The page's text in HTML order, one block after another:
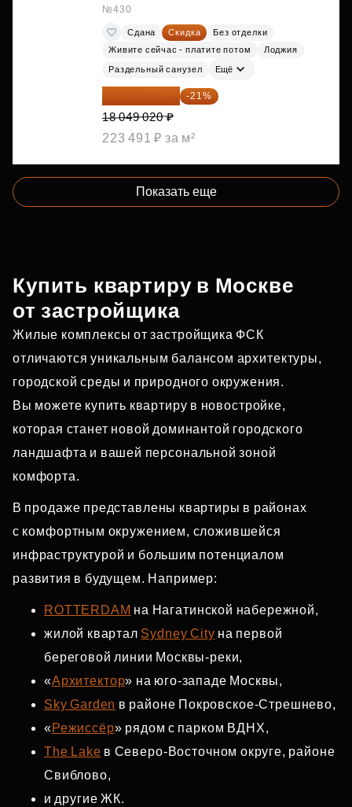
№430
Сдана Скидка
Без отделки
Живите сейчас - платите потом
Лоджия
Раздельный санузел Ещё
14 258 726 ₽ -21%
18 049 020 ₽
223 491 ₽ за м²
Показать еще
Купить квартиру в Москве
от застройщика
Жилые комплексы от застройщика ФСК
отличаются уникальным балансом архитектуры,
городской среды и природного окружения.
Вы можете купить квартиру в новостройке,
которая станет новой доминантой городского
ландшафта и вашей персональной зоной
комфорта.
В продаже представлены квартиры в районах
с комфортным окружением, сложившейся
инфраструктурой и большим потенциалом
развития в будущем. Например:
ROTTERDAM на Нагатинской набережной,
жилой квартал Sydney City на первой
береговой линии Москвы‑реки,
«Архитектор» на юго‑западе Москвы,
Sky Garden в районе Покровское‑Стрешнево,
«Режиссёр» рядом с парком ВДНХ,
The Lake в Северо‑Восточном округе, районе
Свиблово,
и другие ЖК.